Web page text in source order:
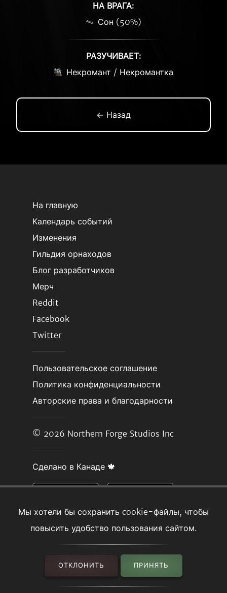
Мы хотели бы сохранить cookie-файлы, чтобы
повысить удобство пользования сайтом.
ОТКЛОНИТЬ ПРИНЯТЬ
НА ВРАГА:
Сон (50%)
РАЗУЧИВАЕТ:
Некромант / Некромантка
← Назад
На главную
Календарь событий
Изменения
Гильдия орнаходов
Блог разработчиков
Мерч
Reddit
Facebook
Twitter
Пользовательское соглашение
Политика конфиденциальности
Авторские права и благодарности
© 2026 Northern Forge Studios Inc
Сделано в Канаде 🍁